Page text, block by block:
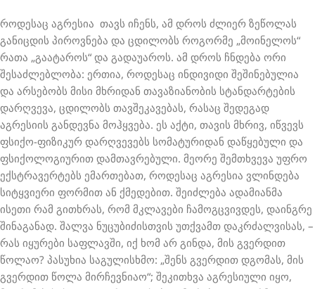
როდესაც აგრესია თავს იჩენს, ამ დროს ძლიერ ზეწოლას
განიცდის პიროვნება და ცდილობს როგორმე „მოინელოს“
რათა „გაატაროს“ და გადაუაროს. ამ დროს ჩნდება ორი
შესაძლებლობა: ერთია, როდესაც ინდივიდი შეშინებულია
და არსებობს მისი მხრიდან თავაზიანობის სტანდარტების
დარღვევა, ცდილობს თავშეკავებას, რასაც შედეგად
აგრესიის განდევნა მოჰყვება. ეს აქტი, თავის მხრივ, იწვევს
ფსიქო-ფიზიკურ დარღვევებს სომატურიდან დაწყებული და
ფსიქოლოგიურით დამთავრებული. მეორე შემთხვევა უფრო
ექსტრავერტებს ემართებათ, როდესაც აგრესია ვლინდება
სიტყვიერი ფორმით ან ქმედებით. შეიძლება ადამიანმა
ისეთი რამ გითხრას, რომ მკლავები ჩამოგცვივდეს, დაინგრე
შინაგანად. შალვა ნუცუბიძისთვის უთქვამთ დაკრძალვისას, –
რას იყურები საფლავში, იქ ხომ არ გინდა, მის გვერდით
წოლაო? პასუხია საგულისხმო: „შენს გვერდით დგომას, მის
გვერდით წოლა მირჩევნიაო“; შეკითხვა აგრესიული იყო,